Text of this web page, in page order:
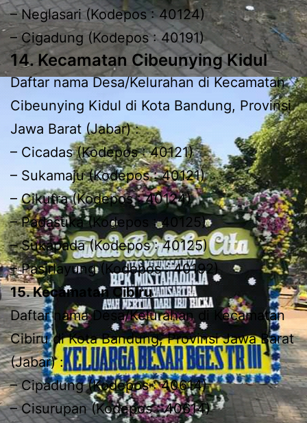
– Neglasari (Kodepos : 40124)
– Cigadung (Kodepos : 40191)
14. Kecamatan Cibeunying Kidul
Daftar nama Desa/Kelurahan di Kecamatan
Cibeunying Kidul di Kota Bandung, Provinsi
Jawa Barat (Jabar) :
– Cicadas (Kodepos : 40121)
– Sukamaju (Kodepos : 40121)
– Cikutra (Kodepos : 40124)
– Padasuka (Kodepos : 40125)
– Sukapada (Kodepos : 40125)
– Pasirlayung (Kodepos : 40192)
15. Kecamatan Cibiru
Daftar nama Desa/Kelurahan di Kecamatan
Cibiru di Kota Bandung, Provinsi Jawa Barat
(Jabar) :
– Cipadung (Kodepos : 40614)
– Cisurupan (Kodepos : 40614)